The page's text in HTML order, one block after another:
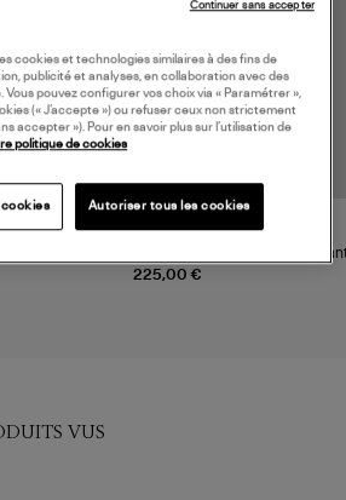
225,00 €
ESSENTIEL ANTWERP
Multicolore
VUS
cookies et technologies similaires à des fins de
publicité et analyses, en collaboration avec des
pouvez configurer vos choix via « Paramétrer »,
(« J’accepte ») ou refuser ceux non strictement
accepter »). Pour en savoir plus sur l’utilisation de
politique de cookies
cookies Autoriser tous les cookies
Continuer sans accepter